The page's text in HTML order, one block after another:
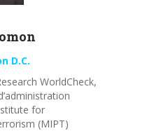
D.C.
WorldCheck,
for
(MIPT)